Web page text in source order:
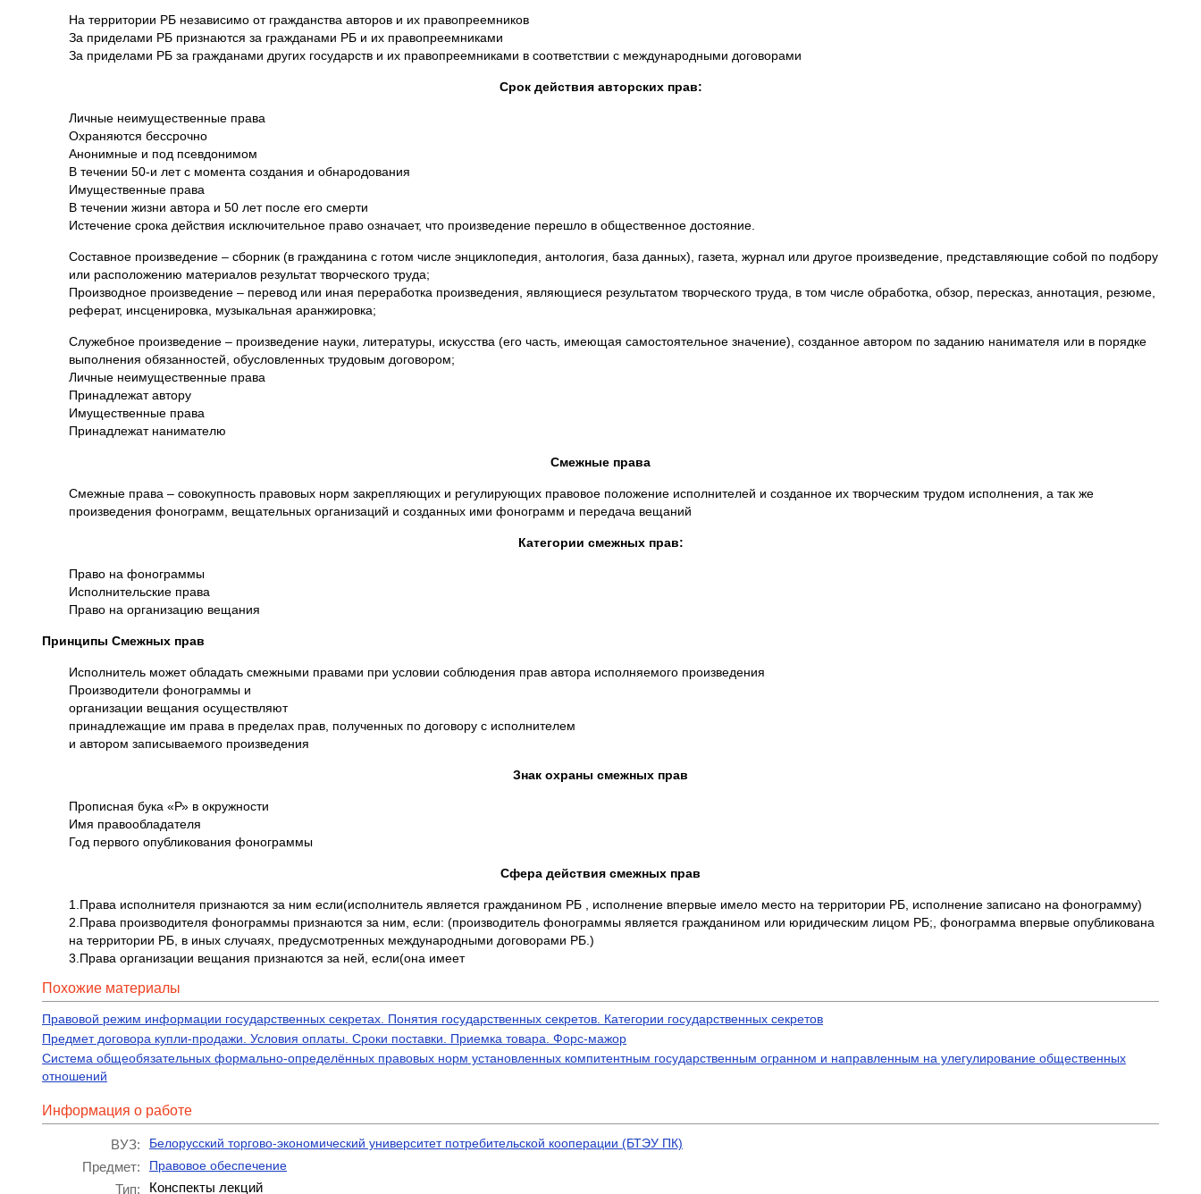
На территории РБ независимо от гражданства авторов и их правопреемников
За приделами РБ признаются за гражданами РБ и их правопреемниками
За приделами РБ за гражданами других государств и их правопреемниками в соответствии с международными договорами
Срок действия авторских прав:
Личные неимущественные права
Охраняются бессрочно
Анонимные и под псевдонимом
В течении 50-и лет с момента создания и обнародования
Имущественные права
В течении жизни автора и 50 лет после его смерти
Истечение срока действия исключительное право означает, что произведение перешло в общественное достояние.
Составное произведение – сборник (в гражданина с готом числе энциклопедия, антология, база данных), газета, журнал или другое произведение, представляющие собой по подбору
или расположению материалов результат творческого труда;
Производное произведение – перевод или иная переработка произведения, являющиеся результатом творческого труда, в том числе обработка, обзор, пересказ, аннотация, резюме,
реферат, инсценировка, музыкальная аранжировка;
Служебное произведение – произведение науки, литературы, искусства (его часть, имеющая самостоятельное значение), созданное автором по заданию нанимателя или в порядке
выполнения обязанностей, обусловленных трудовым договором;
Личные неимущественные права
Принадлежат автору
Имущественные права
Принадлежат нанимателю
Смежные права
Смежные права – совокупность правовых норм закрепляющих и регулирующих правовое положение исполнителей и созданное их творческим трудом исполнения, а так же
произведения фонограмм, вещательных организаций и созданных ими фонограмм и передача вещаний
Категории смежных прав:
Право на фонограммы
Исполнительские права
Право на организацию вещания
Принципы Смежных прав
Исполнитель может обладать смежными правами при условии соблюдения прав автора исполняемого произведения
Производители фонограммы и
организации вещания осуществляют
принадлежащие им права в пределах прав, полученных по договору с исполнителем
и автором записываемого произведения
Знак охраны смежных прав
Прописная бука «Р» в окружности
Имя правообладателя
Год первого опубликования фонограммы
Сфера действия смежных прав
1.Права исполнителя признаются за ним если(исполнитель является гражданином РБ , исполнение впервые имело место на территории РБ, исполнение записано на фонограмму)
2.Права производителя фонограммы признаются за ним, если: (производитель фонограммы является гражданином или юридическим лицом РБ;, фонограмма впервые опубликована
на территории РБ, в иных случаях, предусмотренных международными договорами РБ.)
3.Права организации вещания признаются за ней, если(она имеет
Похожие материалы
Правовой режим информации государственных секретах. Понятия государственных секретов. Категории государственных секретов
Предмет договора купли-продажи. Условия оплаты. Сроки поставки. Приемка товара. Форс-мажор
Система общеобязательных формально-определённых правовых норм установленных компитентным государственным огранном и направленным на улегулирование общественных
отношений
Информация о работе
ВУЗ: Белорусский торгово-экономический университет потребительской кооперации (БТЭУ ПК)
Предмет: Правовое обеспечение
Тип: Конспекты лекций